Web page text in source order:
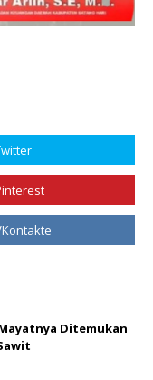
Ditemukan